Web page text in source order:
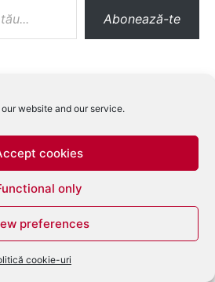
website and our service.
cookies
only
preferences
cookie-uri
Abonează-te